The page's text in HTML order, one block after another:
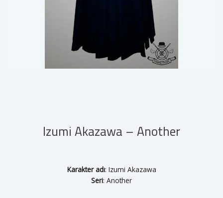
Izumi Akazawa – Another
Karakter adı: Izumi Akazawa
Seri: Another